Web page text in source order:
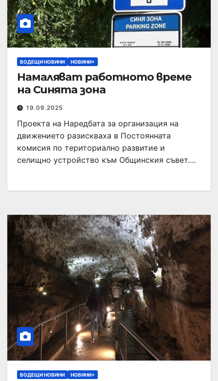
ВОДЕЩИ НОВИНИ НОВИНИ+
Намаляват работното време
на Синята зона
19.09.2025
Проекта на Наредбата за организация на
движението разискваха в Постоянната
комисия по териториално развитие и
селищно устройство към Общинския съвет.…
ВОДЕЩИ НОВИНИ НОВИНИ+